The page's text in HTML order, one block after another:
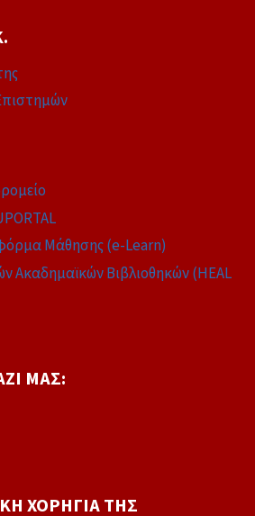
Μάθησης (e-Learn)
Ακαδημαϊκών Βιβλιοθηκών (HEAL
ΜΑΣ:
ΧΟΡΗΓΊΑ ΤΗΣ